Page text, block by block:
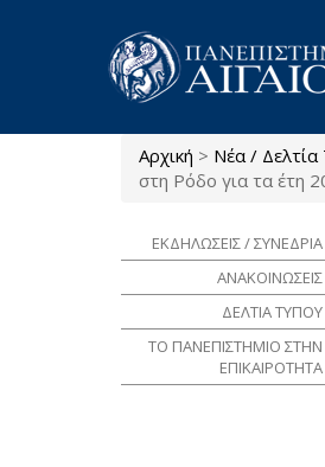
Είστε εδώ
Αρχική > Νέα /
στη Ρόδο για τα έτη
ΕΚΔΗΛΩΣΕΙΣ / ΣΥΝΕΔΡΙΑ
ΑΝΑΚΟΙΝΩΣΕΙΣ
ΔΕΛΤΙΑ ΤΥΠΟΥ
ΤΟ ΠΑΝΕΠΙΣΤΗΜΙΟ ΣΤΗΝ
ΕΠΙΚΑΙΡΟΤΗΤΑ